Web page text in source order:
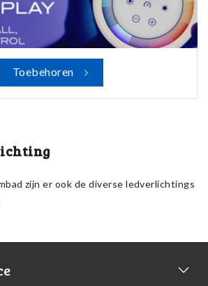
Toebehoren
zijn er ook de diverse ledverlichtings